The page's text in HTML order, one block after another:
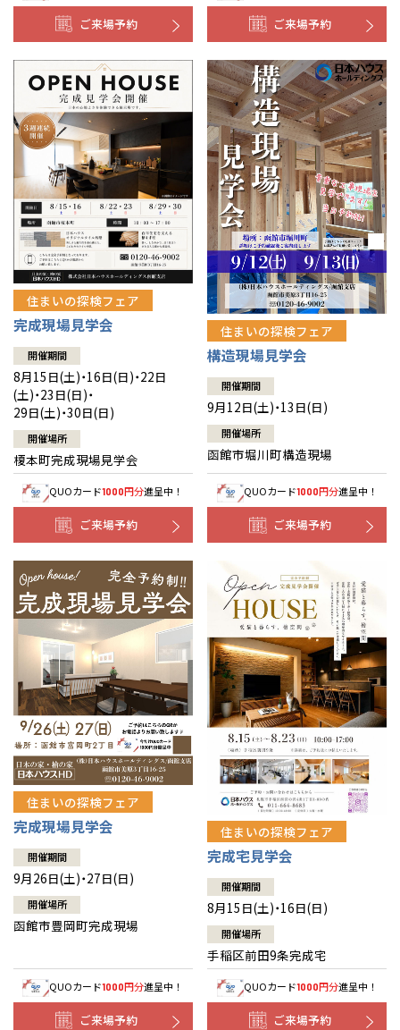
事業部紹介
IR情報
木材調達指針
グループ会社紹介
CMギャラリー
採用情報
ご来場予約 ご来場予約
住まいの探検フェア
完成現場見学会
開催期間
8月15日(土)・16日(日)・22日
(土)・23日(日)・
29日(土)・30日(日)
開催場所
榎本町完成現場見学会
QUOカード1000円分進呈中！
ご来場予約
住まいの探検フェア
構造現場見学会
開催期間
9月12日(土)・13日(日)
開催場所
函館市堀川町構造現場
QUOカード1000円分進呈中！
ご来場予約
住まいの探検フェア
完成現場見学会
開催期間
9月26日(土)・27日(日)
開催場所
函館市豊岡町完成現場
QUOカード1000円分進呈中！
ご来場予約
住まいの探検フェア
完成宅見学会
開催期間
8月15日(土)・16日(日)
開催場所
手稲区前田9条完成宅
QUOカード1000円分進呈中！
ご来場予約